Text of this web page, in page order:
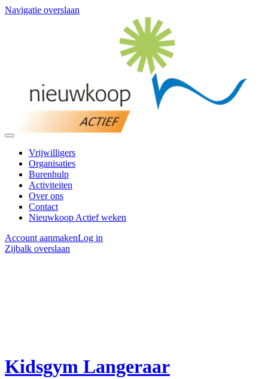
Navigatie overslaan
Vrijwilligers
Organisaties
Burenhulp
Activiteiten
Over ons
Contact
Nieuwkoop Actief weken
Account aanmakenLog in
Zijbalk overslaan
Kidsgym Langeraar